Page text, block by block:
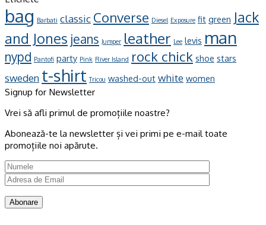
bag Barbati classic Converse Diesel Exposure fit green Jack
and Jones jeans Jumper leather Lee levis man
nypd Pantofi party Pink River Island rock chick shoe stars
sweden t-shirt Tricou washed-out white women
Signup for Newsletter
Vrei să afli primul de promoțiile noastre?
Abonează-te la newsletter și vei primi pe e-mail toate
promoțiile noi apărute.